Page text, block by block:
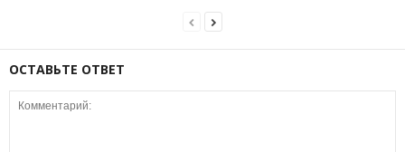
ОСТАВЬТЕ ОТВЕТ